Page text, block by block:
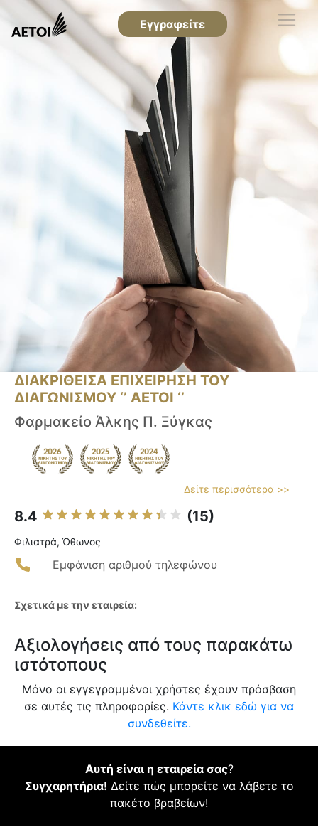
Εγγραφείτε
ΔΙΑΚΡΙΘΕΙΣΑ ΕΠΙΧΕΙΡΗΣΗ ΤΟΥ
ΔΙΑΓΩΝΙΣΜΟΥ ‘’ ΑΕΤΟΙ ‘’
Φαρμακείο Άλκης Π. Ξύγκας
Δείτε περισσότερα >>
8.4 (15)
Φιλιατρά, Όθωνος
Εμφάνιση αριθμού τηλεφώνου
Σχετικά με την εταιρεία:
Αξιολογήσεις από τους παρακάτω
ιστότοπους
Μόνο οι εγγεγραμμένοι χρήστες έχουν πρόσβαση
σε αυτές τις πληροφορίες. Κάντε κλικ εδώ για να
συνδεθείτε.
Αυτή είναι η εταιρεία σας?
Συγχαρητήρια! Δείτε πώς μπορείτε να λάβετε το
πακέτο βραβείων!